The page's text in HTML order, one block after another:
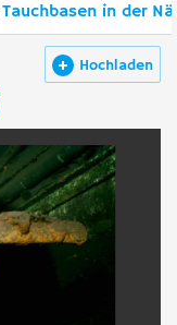
Tauchbasen in der
Hochladen